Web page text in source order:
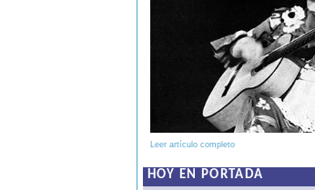
Leer artículo completo
HOY EN PORTADA